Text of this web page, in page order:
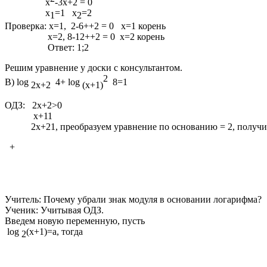
х -3х+2 = 0
х1=1 х2=2
Проверка: х=1, 2-6++2 = 0 х=1 корень
х=2, 8-12++2 = 0 х=2 корень
Ответ: 1;2
Решим уравнение у доски с консультантом.
В) log 2x+2 4+ log (x+1)
2 8=1
ОДЗ: 2х+2>0
х+11
2х+21, преобразуем уравнение по основанию = 2,
+
Учитель: Почему убрали знак модуля в основании логарифма?
Ученик: Учитывая ОДЗ.
Введем новую переменную, пусть
log 2(х+1)=а, тогда